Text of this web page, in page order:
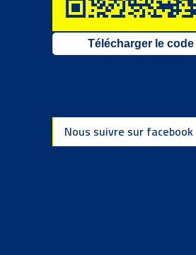
Télécharger le code
Nous suivre sur facebook